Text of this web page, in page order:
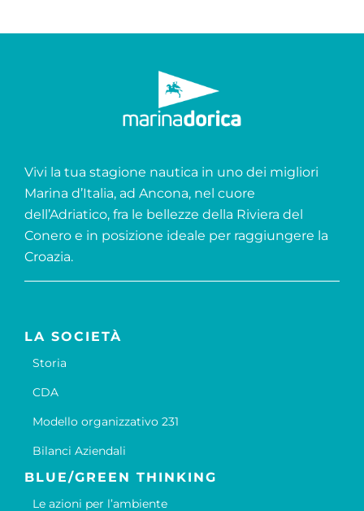
Vivi la tua stagione nautica in uno dei migliori
Marina d’Italia, ad Ancona, nel cuore
dell’Adriatico, fra le bellezze della Riviera del
Conero e in posizione ideale per raggiungere la
Croazia.
LA SOCIETÀ
Storia
CDA
Modello organizzativo 231
Bilanci Aziendali
BLUE/GREEN THINKING
Le azioni per l’ambiente